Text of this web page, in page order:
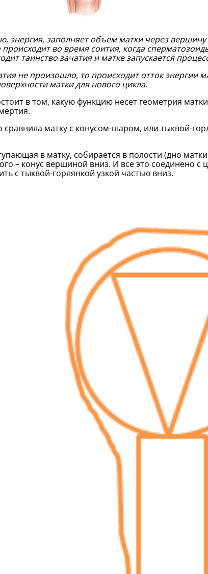
энергия, заполняет объем матки через
происходит во время соития, когда
таинство зачатия и матке запускается
не произошло, то происходит отток энергии
матки для нового цикла.
в том, какую функцию несет геометрия
матку с конусом-шаром, или тыквой-
в матку, собирается в полости (дно
– конус вершиной вниз. И все это соединено
с тыквой-горлянкой узкой частью вниз.